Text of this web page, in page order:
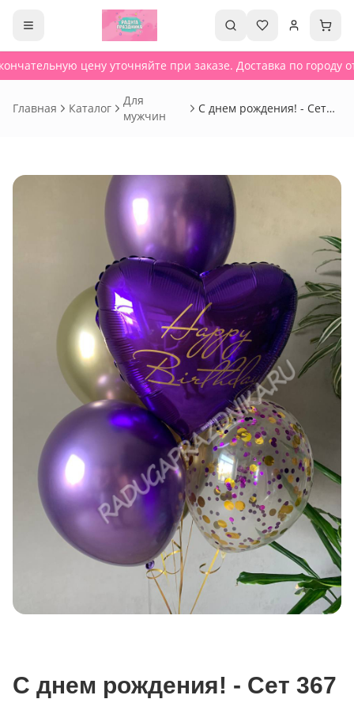
цену уточняйте при заказе. Доставка по городу
Главная Каталог
Для
мужчин
С днем рождения! - Сет
С днем рождения! - Сет 367